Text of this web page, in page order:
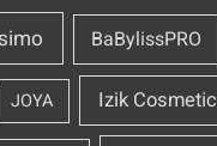
BaBylissPRO
Izik Cosmetic
JOYA